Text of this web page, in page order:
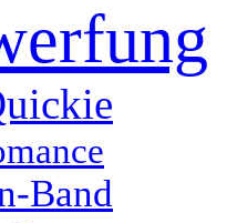
Band